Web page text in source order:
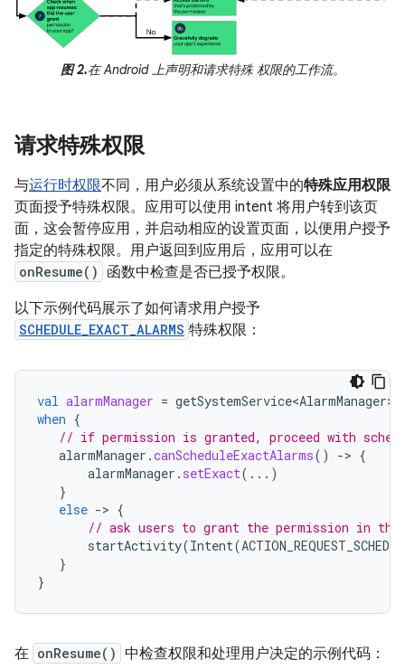
图 2.在 Android 上声明和请求特殊 权限的工作流。
请求特殊权限
与运行时权限不同，用户必须从系统设置中的特殊应用权限
页面授予特殊权限。应用可以使用 intent 将用户转到该页
面，这会暂停应用，并启动相应的设置页面，以便用户授予
指定的特殊权限。用户返回到应用后，应用可以在
onResume()
函数中检查是否已授予权限。
以下示例代码展示了如何请求用户授予
SCHEDULE_EXACT_ALARMS 特殊权限：
val alarmManager = getSystemService<AlarmManager>
when {
// if permission is granted, proceed with
alarmManager .canScheduleExactAlarms() -> {
alarmManager . setExact(...)
}
else -> {
// ask users to grant the permission in the
startActivity(Intent(
}
}
在 onResume() 中检查权限和处理用户决定的示例代码：